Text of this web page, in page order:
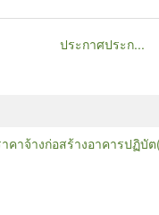
ประกาศประก...
คาจ้างก่อสร้างอาคารปฏิบั